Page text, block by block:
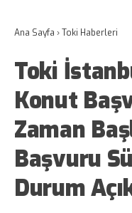
Ana Sayfa ›Toki Haberleri
Toki
Konut
Zaman
Başvuru
Durum